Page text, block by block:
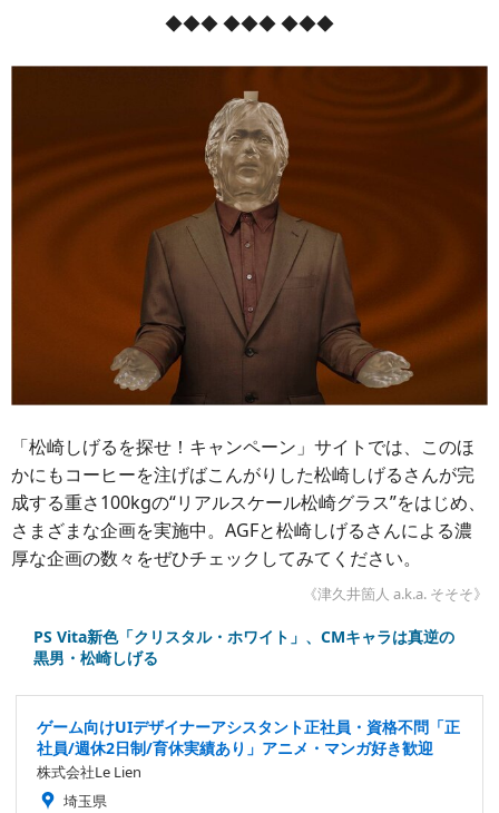
◆◆◆ ◆◆◆ ◆◆◆
「松崎しげるを探せ！キャンペーン」サイトでは、このほ
かにもコーヒーを注げばこんがりした松崎しげるさんが完
成する重さ100kgの“リアルスケール松崎グラス”をはじめ、
さまざまな企画を実施中。AGFと松崎しげるさんによる濃
厚な企画の数々をぜひチェックしてみてください。
《津久井箇人 a.k.a. そそそ》
PS Vita新色「クリスタル・ホワイト」、CMキャラは真逆の
黒男・松崎しげる
ゲーム向けUIデザイナーアシスタント正社員・資格不問「正
社員/週休2日制/育休実績あり」アニメ・マンガ好き歓迎
株式会社Le Lien
埼玉県